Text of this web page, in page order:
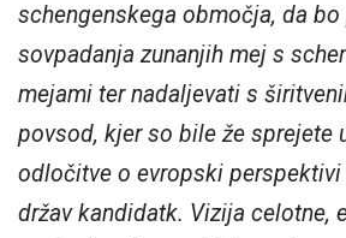
schengenskega območja, da
sovpadanja zunanjih mej s
mejami ter nadaljevati s
povsod, kjer so bile že sprejete
odločitve o evropski
držav kandidatk. Vizija celotne,